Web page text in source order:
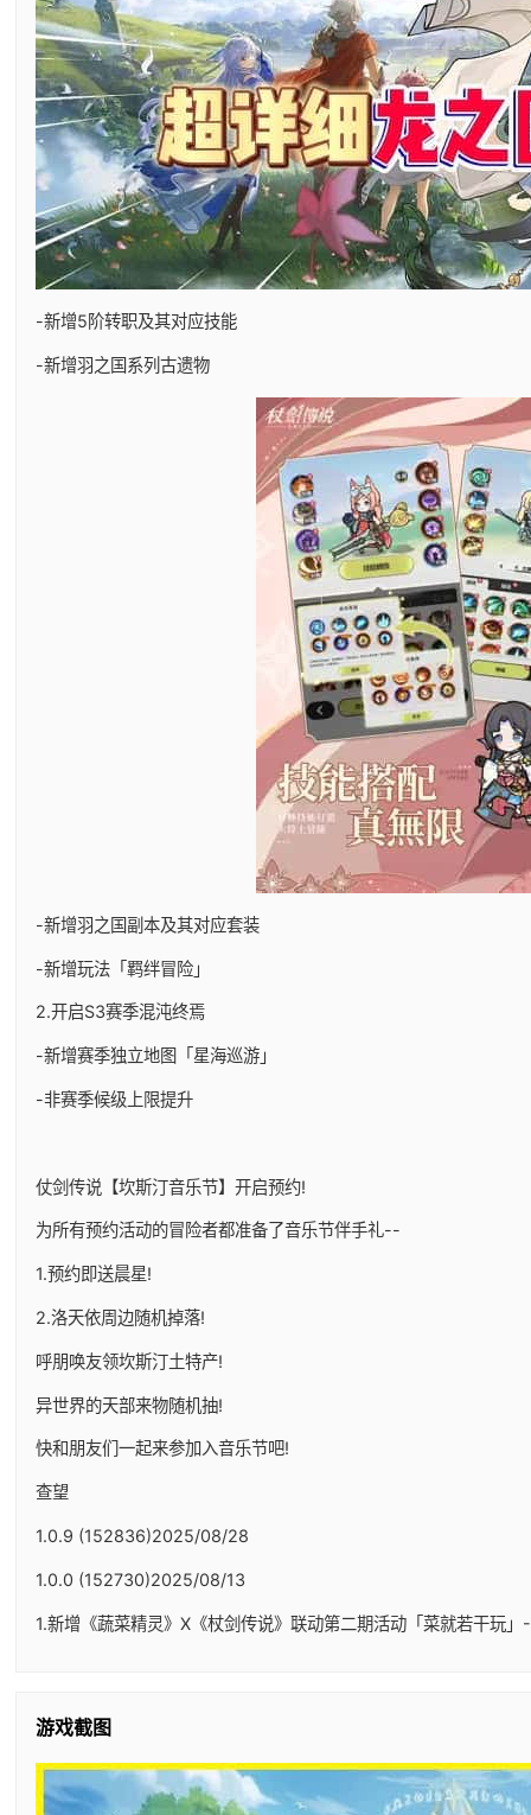
-新增5阶转职及其对应技能
-新增羽之国系列古遗物
-新增羽之国副本及其对应套装
-新增玩法「羁绊冒险」
2.开启S3赛季混沌终焉
-新增赛季独立地图「星海巡游」
-非赛季候级上限提升
仗剑传说【坎斯汀音乐节】开启预约!
为所有预约活动的冒险者都准备了音乐节伴手礼--
1.预约即送晨星!
2.洛天依周边随机掉落!
呼朋唤友领坎斯汀土特产!
异世界的天部来物随机抽!
快和朋友们一起来参加入音乐节吧!
查望
1.0.9 (152836)2025/08/28
1.0.0 (152730)2025/08/13
1.新增《蔬菜精灵》X《杖剑传说》联动第二期活动「菜就若干玩
游戏截图